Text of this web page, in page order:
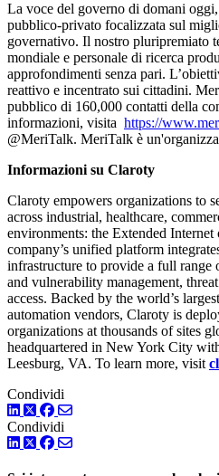
La voce del governo di domani
pubblico-privato focalizzata sul
governativo. Il nostro pluripremiato
mondiale e personale di ricerca
approfondimenti senza pari.
reattivo e incentrato sui cittadini.
pubblico di 160,000 contatti della
informazioni, visita https://
@MeriTalk. MeriTalk è
Informazioni su Claroty
Claroty empowers organizations to
across industrial, healthcare,
environments: the Extended
company’s unified platform
infrastructure to provide a full
and vulnerability management,
access. Backed by the world’s
automation vendors, Claroty is
organizations at thousands of sites
headquartered in New York City
Leesburg, VA. To learn more, visit
Condividi
LinkedIn
TwitterFacebook
Condividi
LinkedIn
TwitterFacebook